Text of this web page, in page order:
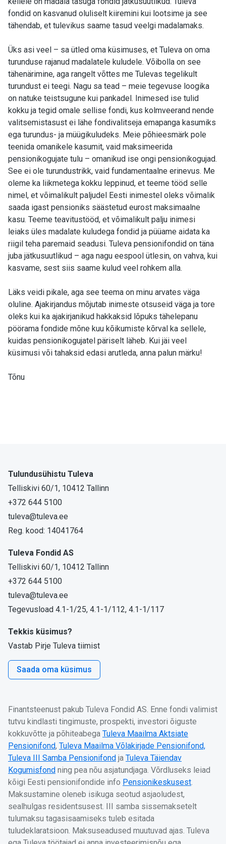
fondid on kasvanud oluliselt kiiremini kui lootsime ja see
tähendab, et tulevikus saame tasud veelgi madalamaks.
Üks asi veel – sa ütled oma küsimuses, et Tuleva on oma
turunduse rajanud madalatele kuludele. Võibolla on see
tähenärimine, aga rangelt võttes me Tulevas tegelikult
turundust ei teegi. Nagu sa tead – meie tegevuse loogika
on natuke teistsugune kui pankadel. Inimesed ise tulid
kokku ja tegid omale sellise fondi, kus kolmveerand nende
valitsemistasust ei lähe fondivalitseja emapanga kasumiks
ega turundus- ja müügikuludeks. Meie põhieesmärk pole
teenida omanikele kasumit, vaid maksimeerida
pensionikogujate tulu – omanikud ise ongi pensionikogujad.
See ei ole turundustrikk, vaid fundamentaalne erinevus. Me
oleme ka liikmetega kokku leppinud, et teeme tööd selle
nimel, et võimalikult paljudel Eesti inimestel oleks võimalik
saada igast pensioniks säästetud eurost maksimaalne
kasu. Teeme teavitustööd, et võimalikult palju inimesi
leiaks üles madalate kuludega fondid ja püüame aidata ka
riigil teha paremaid seadusi. Tuleva pensionifondid on täna
juba jätkusuutlikud – aga nagu eespool ütlesin, on vahva, kui
kasvame, sest siis saame kulud veel rohkem alla.
Läks veidi pikale, aga see teema on minu arvates väga
oluline. Ajakirjandus mõjutab inimeste otsuseid väga ja tore
oleks kui ka ajakirjanikud hakkaksid lõpuks tähelepanu
pöörama fondide mõne kuu kõikumiste kõrval ka sellele,
kuidas pensionikogujatel päriselt läheb. Kui jäi veel
küsimusi või tahaksid edasi arutleda, anna palun märku!
Tõnu
Tulundusühistu Tuleva
Telliskivi 60/1, 10412 Tallinn
+372 644 5100
tuleva@tuleva.ee
Reg. kood: 14041764
Tuleva Fondid AS
Telliskivi 60/1, 10412 Tallinn
+372 644 5100
tuleva@tuleva.ee
Tegevusload 4.1-1/25, 4.1-1/112, 4.1-1/117
Tekkis küsimus?
Vastab Pirje Tuleva tiimist
Saada oma küsimus
Finantsteenust pakub Tuleva Fondid AS. Enne fondi valimist
tutvu kindlasti tingimuste, prospekti, investori õiguste
kokkuvõtte ja põhiteabega Tuleva Maailma Aktsiate
Pensionifond, Tuleva Maailma Võlakirjade Pensionifond,
Tuleva III Samba Pensionifond ja Tuleva Täiendav
Kogumisfond ning pea nõu asjatundjaga. Võrdluseks leiad
kõigi Eesti pensionifondide info Pensionikeskusest.
Maksustamine oleneb isikuga seotud asjaoludest,
sealhulgas residentsusest. III samba sissemaksetelt
tulumaksu tagasisaamiseks tuleb esitada
tuludeklaratsioon. Maksuseadused muutuvad ajas. Tuleva